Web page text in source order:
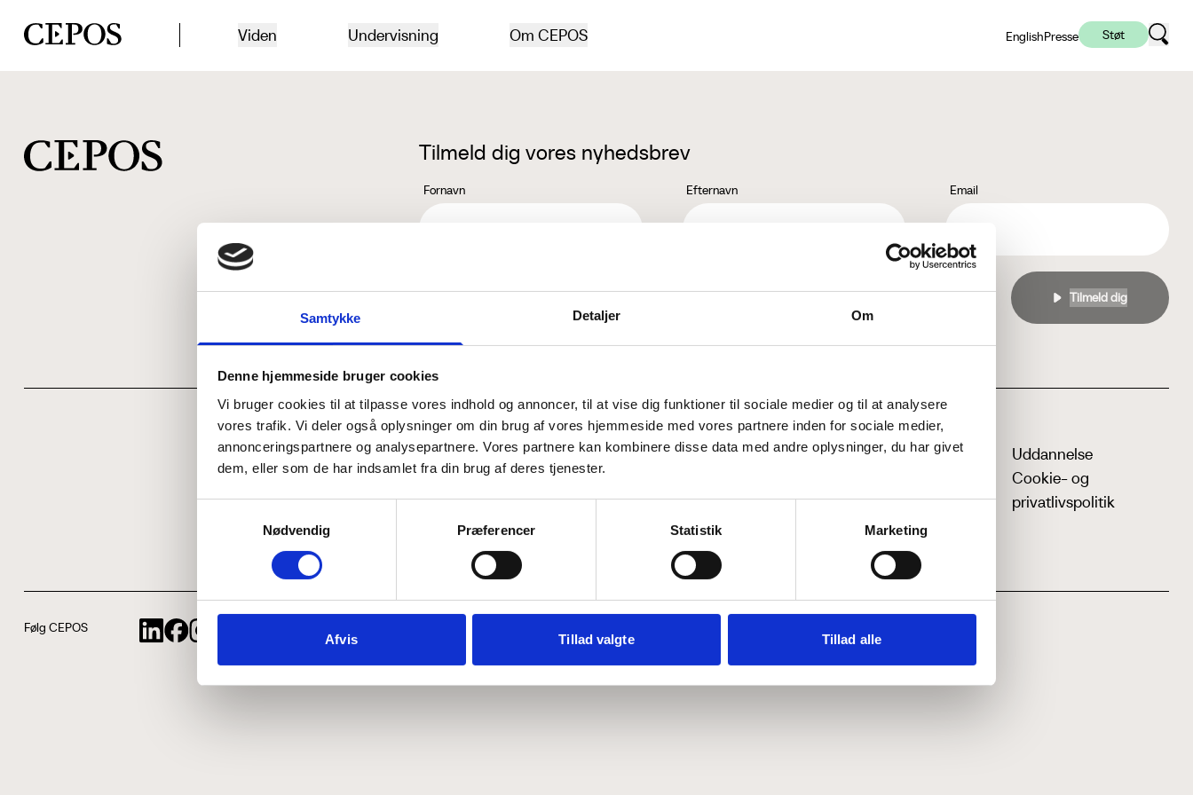
Samtykke Detaljer Om
Denne hjemmeside bruger cookies
Vi bruger cookies til at tilpasse vores indhold og annoncer, til at vise dig funktioner til sociale medier og til at analysere
vores trafik. Vi deler også oplysninger om din brug af vores hjemmeside med vores partnere inden for sociale medier,
annonceringspartnere og analysepartnere. Vores partnere kan kombinere disse data med andre oplysninger, du har givet
dem, eller som de har indsamlet fra din brug af deres tjenester.
Nødvendig
Præferencer Statistik Marketing
Afvis Tillad valgte Tillad alle
CEPOS logo Viden Undervisning Om CEPOS EnglishPresse Støt
Tilmeld dig vores nyhedsbrev
Fornavn Efternavn Email
Jeg accepterer behandlingen af mine personoplysninger i henhold tilprivatlivspolitikken
Hvem er CEPOS
Vores værdier
Medarbejdere
Kontakt
Analyser
ABCepos
Podcast
Uddannelse
Cookie- og
privatlivspolitik
Følg CEPOS